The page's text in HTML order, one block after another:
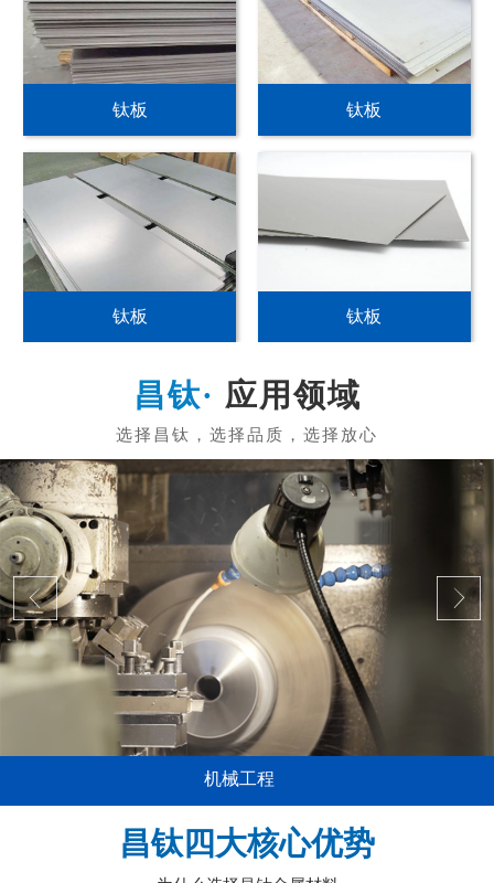
钛板 钛板
钛板 钛板
应用领域
机械工程
昌钛四大核心优势